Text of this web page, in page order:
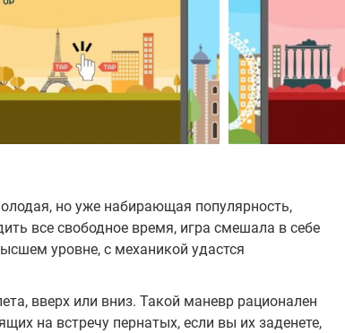
но уже набирающая популярность,
все свободное время, игра смешала в себе
уровне, с механикой удастся
вверх или вниз. Такой маневр рационален
на встречу пернатых, если вы их заденете,